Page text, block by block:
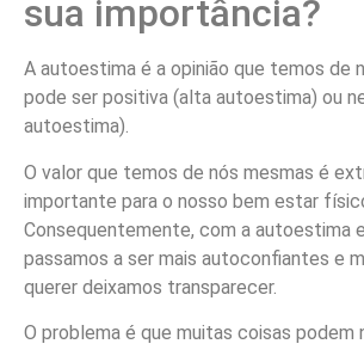
sua importância?
A autoestima é a opinião que temos de
pode ser positiva (alta autoestima) ou
autoestima).
O valor que temos de nós mesmas é
importante para o nosso bem estar
Consequentemente, com a autoestima
passamos a ser mais autoconfiantes e
querer deixamos transparecer.
O problema é que muitas coisas podem